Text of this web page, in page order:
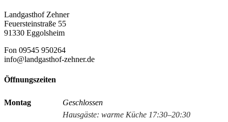
Landgasthof Zehner
Feuersteinstraße 55
91330 Eggolsheim
Fon 09545 950264
info@landgasthof-zehner.de
Öffnungszeiten
Montag
Geschlossen
Hausgäste: warme Küche 17:30–20:30